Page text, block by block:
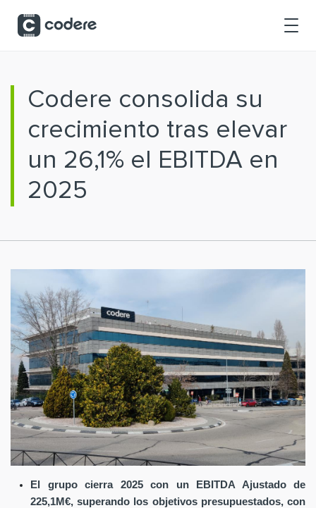
Codere consolida su
crecimiento tras elevar
un 26,1% el EBITDA en
2025
El grupo cierra 2025 con un EBITDA Ajustado de
225,1M€, superando los objetivos presupuestados, con